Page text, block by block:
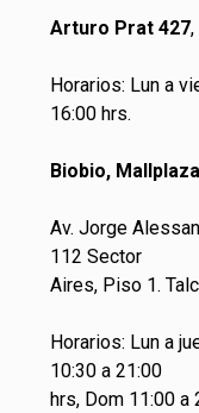
Arturo Prat 427,
Horarios: Lun a
16:00 hrs.
Biobio,
Av. Jorge
112 Sector
Aires, Piso 1.
Horarios: Lun a
10:30 a 21:00
hrs, Dom 11:00 a